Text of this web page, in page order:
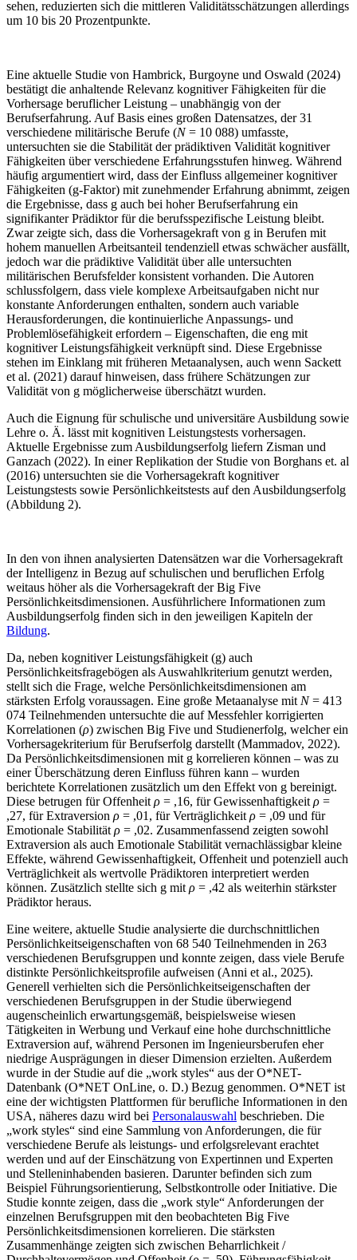
sehen, reduzierten sich die mittleren Validitätsschätzungen allerdings
um 10 bis 20 Prozentpunkte.
Eine aktuelle Studie von Hambrick, Burgoyne und Oswald (2024)
bestätigt die anhaltende Relevanz kognitiver Fähigkeiten für die
Vorhersage beruflicher Leistung – unabhängig von der
Berufserfahrung. Auf Basis eines großen Datensatzes, der 31
verschiedene militärische Berufe (N= 10 088) umfasste,
untersuchten sie die Stabilität der prädiktiven Validität kognitiver
Fähigkeiten über verschiedene Erfahrungsstufen hinweg. Während
häufig argumentiert wird, dass der Einfluss allgemeiner kognitiver
Fähigkeiten (g-Faktor) mit zunehmender Erfahrung abnimmt, zeigen
die Ergebnisse, dass g auch bei hoher Berufserfahrung ein
signifikanter Prädiktor für die berufsspezifische Leistung bleibt.
Zwar zeigte sich, dass die Vorhersagekraft von g in Berufen mit
hohem manuellen Arbeitsanteil tendenziell etwas schwächer ausfällt,
jedoch war die prädiktive Validität über alle untersuchten
militärischen Berufsfelder konsistent vorhanden. Die Autoren
schlussfolgern, dass viele komplexe Arbeitsaufgaben nicht nur
konstante Anforderungen enthalten, sondern auch variable
Herausforderungen, die kontinuierliche Anpassungs- und
Problemlösefähigkeit erfordern – Eigenschaften, die eng mit
kognitiver Leistungsfähigkeit verknüpft sind. Diese Ergebnisse
stehen im Einklang mit früheren Metaanalysen, auch wenn Sackett
et al. (2021) darauf hinweisen, dass frühere Schätzungen zur
Validität von g möglicherweise überschätzt wurden.
Auch die Eignung für schulische und universitäre Ausbildung sowie
Lehre o. Ä. lässt mit kognitiven Leistungstests vorhersagen.
Aktuelle Ergebnisse zum Ausbildungserfolg liefern Zisman und
Ganzach (2022). In einer Replikation der Studie von Borghans et. al
(2016) untersuchten sie die Vorhersagekraft kognitiver
Leistungstests sowie Persönlichkeitstests auf den Ausbildungserfolg
(Abbildung 2).
In den von ihnen analysierten Datensätzen war die Vorhersagekraft
der Intelligenz in Bezug auf schulischen und beruflichen Erfolg
weitaus höher als die Vorhersagekraft der Big Five
Persönlichkeitsdimensionen. Ausführlichere Informationen zum
Ausbildungserfolg finden sich in den jeweiligen Kapiteln der
Bildung.
Da, neben kognitiver Leistungsfähigkeit (g) auch
Persönlichkeitsfragebögen als Auswahlkriterium genutzt werden,
stellt sich die Frage, welche Persönlichkeitsdimensionen am
stärksten Erfolg voraussagen. Eine große Metaanalyse mit N= 413
074 Teilnehmenden untersuchte die auf Messfehler korrigierten
Korrelationen (ρ) zwischen Big Five und Studienerfolg, welcher ein
Vorhersagekriterium für Berufserfolg darstellt (Mammadov, 2022).
Da Persönlichkeitsdimensionen mit g korrelieren können – was zu
einer Überschätzung deren Einfluss führen kann – wurden
berichtete Korrelationen zusätzlich um den Effekt von g bereinigt.
Diese betrugen für Offenheit ρ = ,16, für Gewissenhaftigkeit ρ =
,27, für Extraversion ρ = ,01, für Verträglichkeit ρ = ,09 und für
Emotionale Stabilität ρ = ,02. Zusammenfassend zeigten sowohl
Extraversion als auch Emotionale Stabilität vernachlässigbar kleine
Effekte, während Gewissenhaftigkeit, Offenheit und potenziell auch
Verträglichkeit als wertvolle Prädiktoren interpretiert werden
können. Zusätzlich stellte sich g mit ρ = ,42 als weiterhin stärkster
Prädiktor heraus.
Eine weitere, aktuelle Studie analysierte die durchschnittlichen
Persönlichkeitseigenschaften von 68 540 Teilnehmenden in 263
verschiedenen Berufsgruppen und konnte zeigen, dass viele Berufe
distinkte Persönlichkeitsprofile aufweisen (Anni et al., 2025).
Generell verhielten sich die Persönlichkeitseigenschaften der
verschiedenen Berufsgruppen in der Studie überwiegend
augenscheinlich erwartungsgemäß, beispielsweise wiesen
Tätigkeiten in Werbung und Verkauf eine hohe durchschnittliche
Extraversion auf, während Personen im Ingenieursberufen eher
niedrige Ausprägungen in dieser Dimension erzielten. Außerdem
wurde in der Studie auf die „work styles“ aus der O*NET-
Datenbank (O*NET OnLine, o. D.) Bezug genommen. O*NET ist
eine der wichtigsten Plattformen für berufliche Informationen in den
USA, näheres dazu wird bei Personalauswahl beschrieben. Die
„work styles“ sind eine Sammlung von Anforderungen, die für
verschiedene Berufe als leistungs- und erfolgsrelevant erachtet
werden und auf der Einschätzung von Expertinnen und Experten
und Stelleninhabenden basieren. Darunter befinden sich zum
Beispiel Führungsorientierung, Selbstkontrolle oder Initiative. Die
Studie konnte zeigen, dass die „work style“ Anforderungen der
einzelnen Berufsgruppen mit den beobachteten Big Five
Persönlichkeitsdimensionen korrelieren. Die stärksten
Zusammenhänge zeigten sich zwischen Beharrlichkeit /